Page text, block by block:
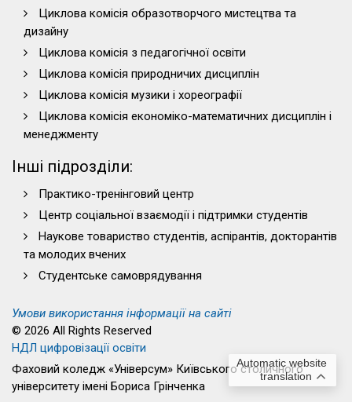
Automatic website
translation
Циклова комісія образотворчого мистецтва та
дизайну
Циклова комісія з педагогічної освіти
Циклова комісія природничих дисциплін
Циклова комісія музики і хореографії
Циклова комісія економіко-математичних дисциплін і
менеджменту
Інші підрозділи:
Практико-тренінговий центр
Центр соціальної взаємодії і підтримки студентів
Наукове товариство студентів, аспірантів, докторантів
та молодих вчених
Студентське самоврядування
Умови використання інформації на сайті
© 2026 All Rights Reserved
НДЛ цифровізації освіти
Фаховий коледж «Універсум» Київського столичного
університету імені Бориса Грінченка